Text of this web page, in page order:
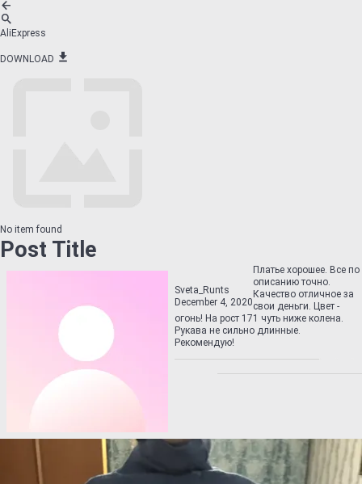
AliExpress
DOWNLOAD
No item found
Post Title
Sveta_Runts
December 4, 2020
Платье хорошее. Все по
описанию точно.
Качество отличное за
свои деньги. Цвет -
огонь! На рост 171 чуть ниже колена.
Рукава не сильно длинные.
Рекомендую!